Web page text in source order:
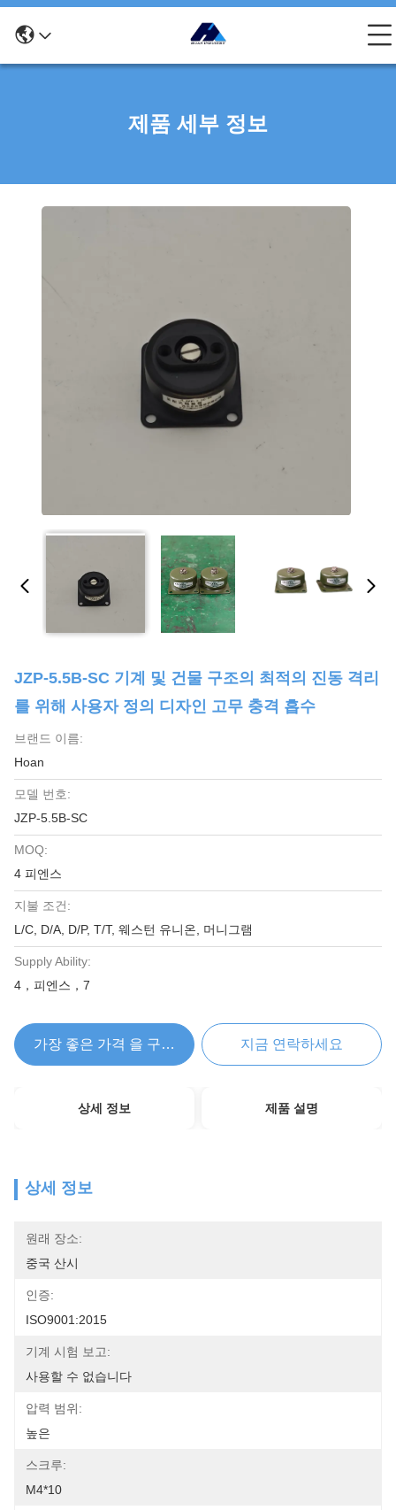
제품 세부 정보
JZP-5.5B-SC 기계 및 건물 구조의 최적의 진동 격리
를 위해 사용자 정의 디자인 고무 충격 흡수
브랜드 이름:
Hoan
모델 번호:
JZP-5.5B-SC
MOQ:
4 피엔스
지불 조건:
L/C, D/A, D/P, T/T, 웨스턴 유니온, 머니그램
Supply Ability:
4，피엔스，7
가장 좋은 가격 을 구하라 지금 연락하세요
상세 정보 제품 설명
상세 정보
원래 장소:
중국 산시
인증:
ISO9001:2015
기계 시험 보고:
사용할 수 없습니다
압력 범위:
높은
스크루:
M4*10